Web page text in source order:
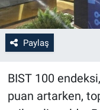
Paylaş
BIST 100
puan artarken,